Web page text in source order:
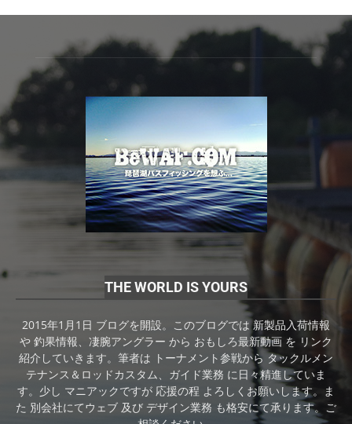
THE WORLD IS YOURS
2015年1月1日 ブログを開設。このブログでは 新製品入荷情報
や 釣果情報、凄腕アングラー から おもしろ最新動画 を リンク
紹介していきます。筆者は トーナメント参戦から タックルメン
テナンス＆ロッドカスタム、ガイド業務 に日々精進していま
す。少し マニアックですが 応援の程 よろしくお願いします。ま
た 別会社にてウェブ 及び デザイン業務 も格安にて承ります。ご